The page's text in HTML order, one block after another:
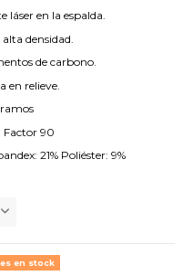
láser en la espalda.
densidad.
de carbono.
en relieve.
Factor 90
21% Poliéster: 9%
en stock